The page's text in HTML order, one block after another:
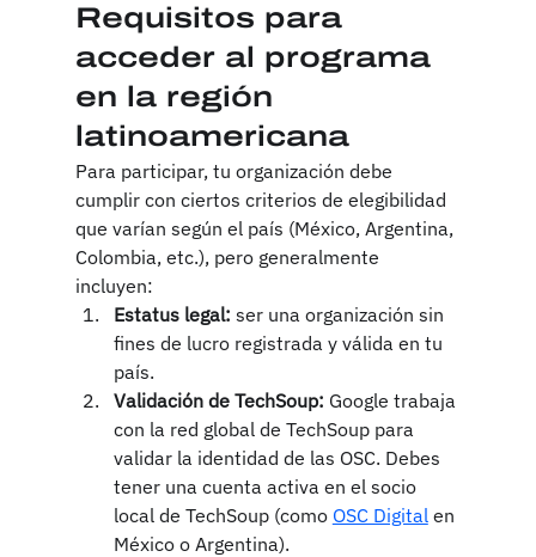
Requisitos para
acceder al programa
en la región
latinoamericana
Para participar, tu organización debe
cumplir con ciertos criterios de elegibilidad
que varían según el país (México, Argentina,
Colombia, etc.), pero generalmente
incluyen:
Estatus legal: ser una organización sin
fines de lucro registrada y válida en tu
país.
Validación de TechSoup: Google trabaja
con la red global de TechSoup para
validar la identidad de las OSC. Debes
tener una cuenta activa en el socio
local de TechSoup (como OSC Digital en
México o Argentina).